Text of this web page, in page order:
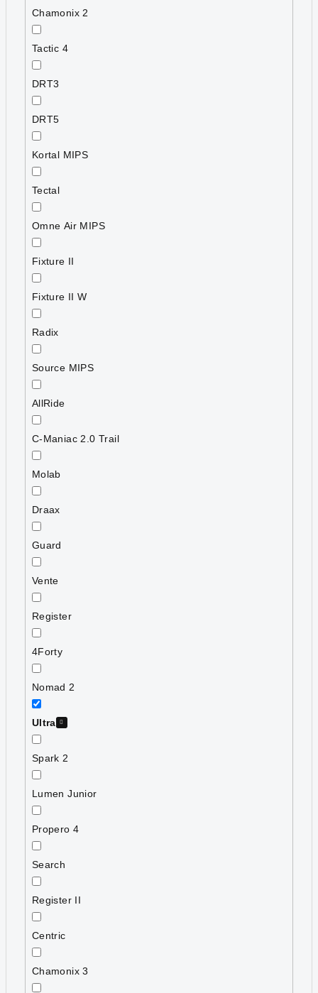
Chamonix 2
Tactic 4
DRT3
DRT5
Kortal MIPS
Tectal
Omne Air MIPS
Fixture II
Fixture II W
Radix
Source MIPS
AllRide
C-Maniac 2.0 Trail
Molab
Draax
Guard
Vente
Register
4Forty
Nomad 2
Ultra
Spark 2
Lumen Junior
Propero 4
Search
Register II
Centric
Chamonix 3